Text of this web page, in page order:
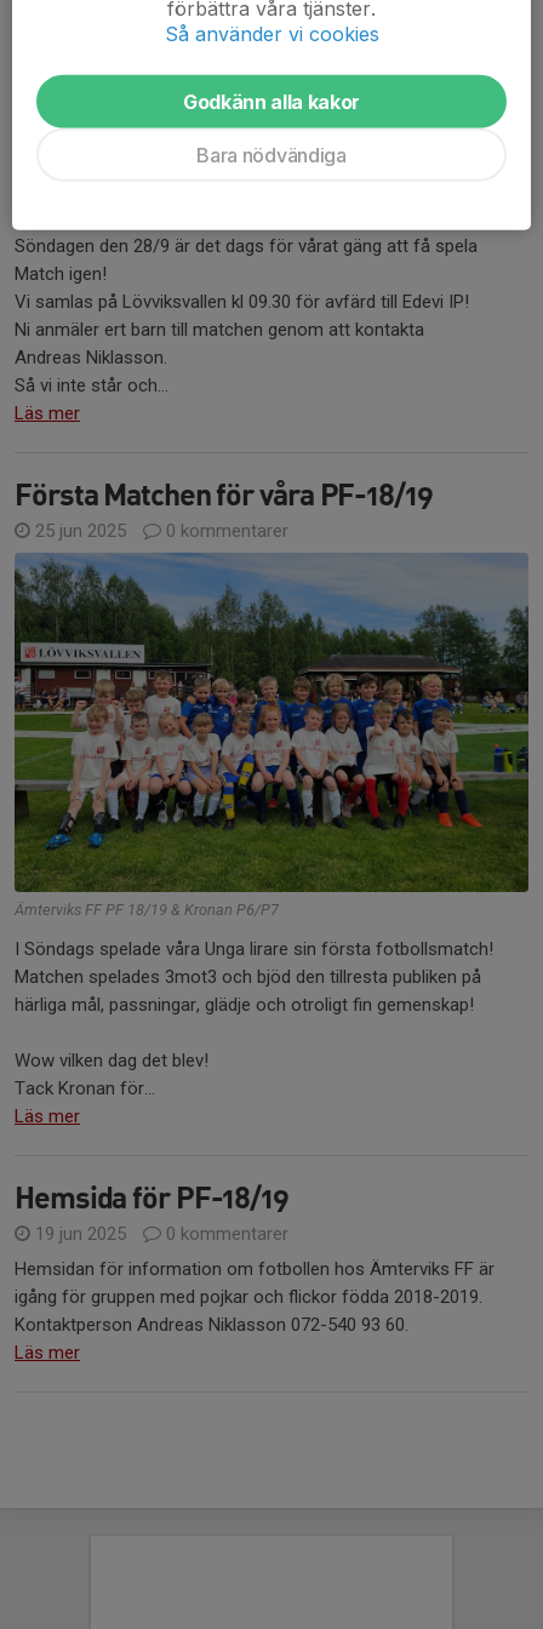
För mer info och anmälan, kontakta ungdomsansvariga:
Läs mer
Söndagen den 28/9 är det dags för vårat gäng att få spela
Match igen!
Vi samlas på Lövviksvallen kl 09.30 för avfärd till Edevi IP!
Ni anmäler ert barn till matchen genom att kontakta
Andreas Niklasson.
Så vi inte står och...
Läs mer
Första Matchen för våra PF-18/19
25 jun 2025 0 kommentarer
Ämterviks FF PF 18/19 & Kronan P6/P7
I Söndags spelade våra Unga lirare sin första fotbollsmatch!
Matchen spelades 3mot3 och bjöd den tillresta publiken på
härliga mål, passningar, glädje och otroligt fin gemenskap!
Wow vilken dag det blev!
Tack Kronan för...
Läs mer
Hemsida för PF-18/19
19 jun 2025
0 kommentarer
Hemsidan för information om fotbollen hos Ämterviks FF är
igång för gruppen med pojkar och flickor födda 2018-2019.
Kontaktperson Andreas Niklasson 072-540 93 60.
Läs mer
förbättra våra tjänster.
Så använder vi cookies
Godkänn alla kakor
Bara nödvändiga